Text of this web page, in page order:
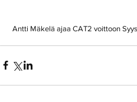
Antti Mäkelä ajaa CAT2 voittoon